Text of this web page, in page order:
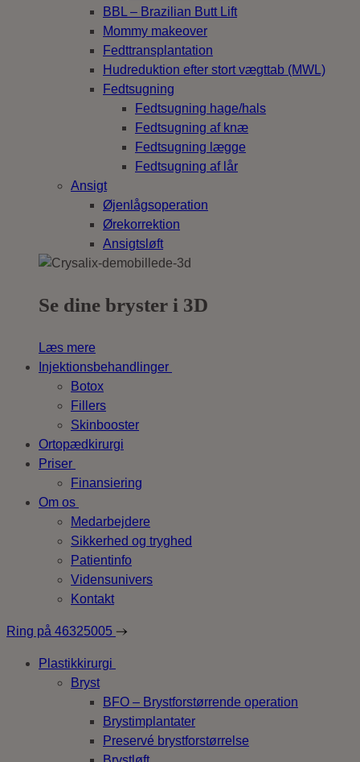
BBL – Brazilian Butt Lift
Mommy makeover
Fedttransplantation
Hudreduktion efter stort vægttab (MWL)
Fedtsugning
Fedtsugning hage/hals
Fedtsugning af knæ
Fedtsugning lægge
Fedtsugning af lår
Ansigt
Øjenlågsoperation
Ørekorrektion
Ansigtsløft
Se dine bryster i 3D
Læs mere
Injektionsbehandlinger
Botox
Fillers
Skinbooster
Ortopædkirurgi
Priser
Finansiering
Om os
Medarbejdere
Sikkerhed og tryghed
Patientinfo
Vidensunivers
Kontakt
Ring på 46325005
Plastikkirurgi
Bryst
BFO – Brystforstørrende operation
Brystimplantater
Preservé brystforstørrelse